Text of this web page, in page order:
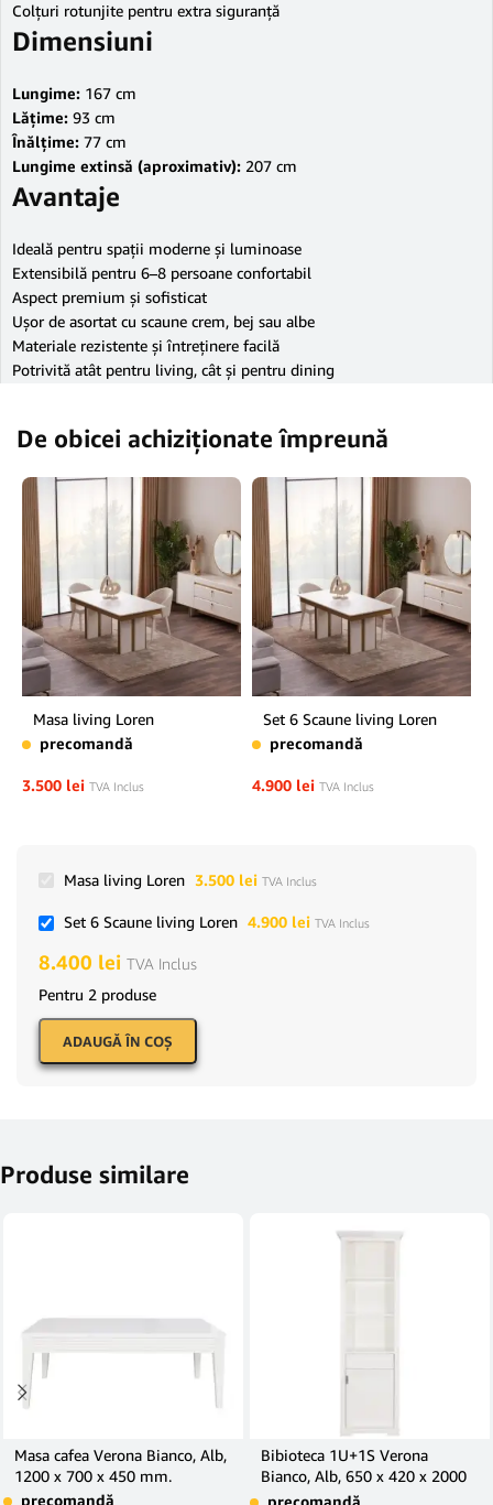
Colțuri rotunjite pentru extra siguranță
Dimensiuni
Lungime: 167 cm
Lățime: 93 cm
Înălțime: 77 cm
Lungime extinsă (aproximativ): 207 cm
Avantaje
Ideală pentru spații moderne și luminoase
Extensibilă pentru 6–8 persoane confortabil
Aspect premium și sofisticat
Ușor de asortat cu scaune crem, bej sau albe
Materiale rezistente și întreținere facilă
Potrivită atât pentru living, cât și pentru dining
De obicei achiziționate împreună
Masa living Loren
precomandă
3.500 lei TVA Inclus
Set 6 Scaune living Loren
precomandă
4.900 lei TVA Inclus
Masa living Loren 3.500 lei TVA Inclus
Set 6 Scaune living Loren 4.900 lei TVA Inclus
8.400 lei TVA Inclus
Pentru 2 produse
ADAUGĂ ÎN COŞ
Produse similare
Masa cafea Verona Bianco, Alb,
1200 x 700 x 450 mm.
precomandă
Bibioteca 1U+1S Verona
Bianco, Alb, 650 x 420 x 2000
mm.
precomandă